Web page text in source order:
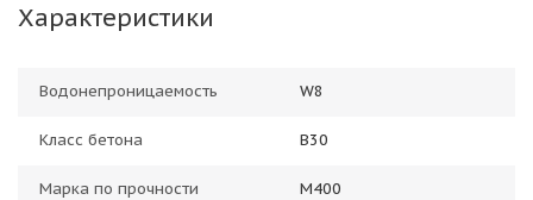
Характеристики
Водонепроницаемость W8
Класс бетона В30
Марка по прочности М400